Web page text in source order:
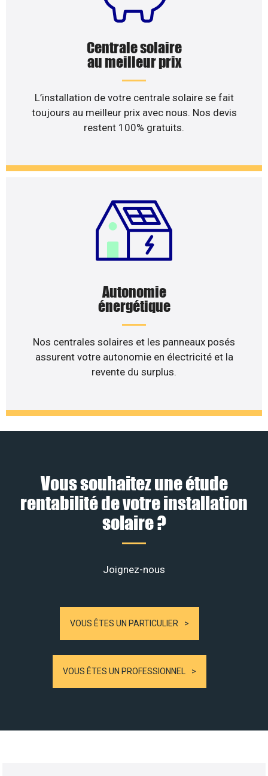
Centrale solaire
au meilleur prix
L’installation de votre centrale solaire se fait
toujours au meilleur prix avec nous. Nos devis
restent 100% gratuits.
Autonomie
énergétique
Nos centrales solaires et les panneaux posés
assurent votre autonomie en électricité et la
revente du surplus.
Vous souhaitez une étude
rentabilité de votre installation
solaire ?
Joignez-nous
VOUS ÊTES UN PARTICULIER
VOUS ÊTES UN PROFESSIONNEL